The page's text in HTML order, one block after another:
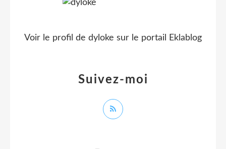
Suivez-moi
Voir le profil de dyloke sur le portail Eklablog